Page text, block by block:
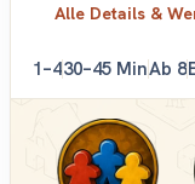
Alle Details &
1–430–45 MinAb 8